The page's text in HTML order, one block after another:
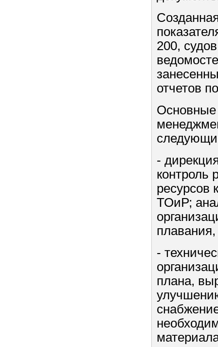
200,
отчетов
Основные
-
контроль
ресурсов
ТОиР;
-
плана,